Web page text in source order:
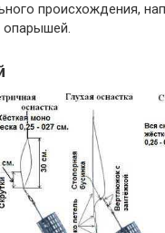
происхождения,
опарышей.